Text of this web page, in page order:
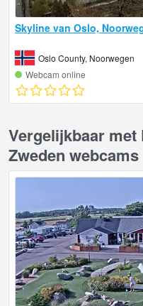
Skyline van Oslo,
Oslo County, Noorwegen
Webcam online
Vergelijkbaar
Zweden webcams